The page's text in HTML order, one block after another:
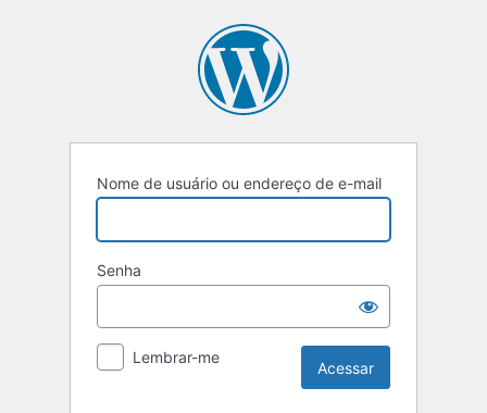
Nome de usuário ou endereço de e-mail
Senha
Lembrar-me